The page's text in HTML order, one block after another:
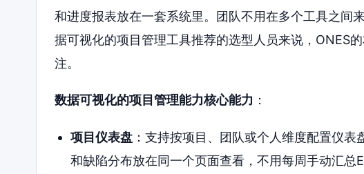
和进度报表放在一套系统里。团队不用在多个工具之间
据可视化的项目管理工具推荐的选型人员来说，ONES
注。
数据可视化的项目管理能力核心能力 ：
项目仪表盘：支持按项目、团队或个人维度配置仪表
和缺陷分布放在同一个页面查看，不用每周手动汇总